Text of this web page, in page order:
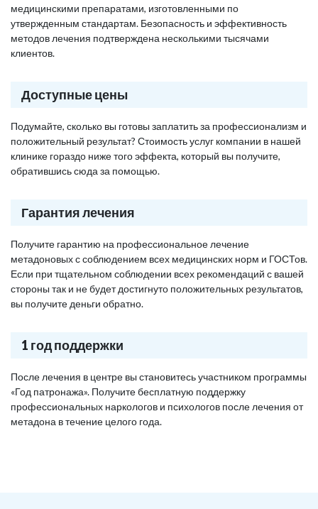
медицинскими препаратами, изготовленными по
утвержденным стандартам. Безопасность и эффективность
методов лечения подтверждена несколькими тысячами
клиентов.
Доступные цены
Подумайте, сколько вы готовы заплатить за профессионализм и
положительный результат? Стоимость услуг компании в нашей
клинике гораздо ниже того эффекта, который вы получите,
обратившись сюда за помощью.
Гарантия лечения
Получите гарантию на профессиональное лечение
метадоновых с соблюдением всех медицинских норм и ГОСТов.
Если при тщательном соблюдении всех рекомендаций с вашей
стороны так и не будет достигнуто положительных результатов,
вы получите деньги обратно.
1 год поддержки
После лечения в центре вы становитесь участником программы
«Год патронажа». Получите бесплатную поддержку
профессиональных наркологов и психологов после лечения от
метадона в течение целого года.